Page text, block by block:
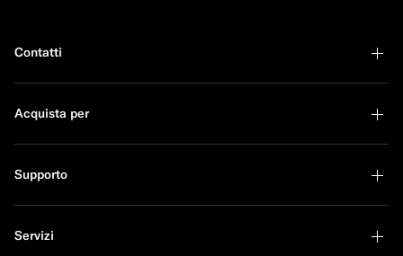
Contatti
Acquista per
Supporto
Servizi